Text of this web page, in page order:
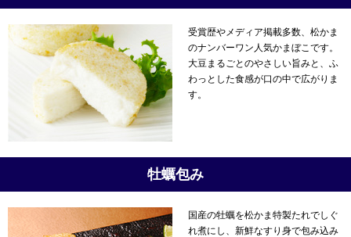
受賞歴やメディア掲載多数、松かま
のナンバーワン人気かまぼこです。
大豆まるごとのやさしい旨みと、ふ
わっとした食感が口の中で広がりま
す。
牡蠣包み
国産の牡蠣を松かま特製たれでしぐ
れ煮にし、新鮮なすり身で包み込み